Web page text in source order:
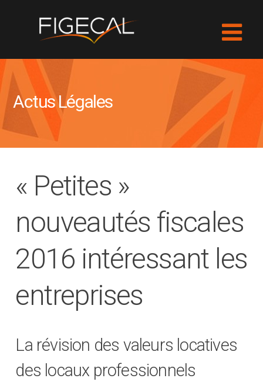
Actus Légales
« Petites »
nouveautés fiscales
2016 intéressant les
entreprises
La révision des valeurs locatives
des locaux professionnels